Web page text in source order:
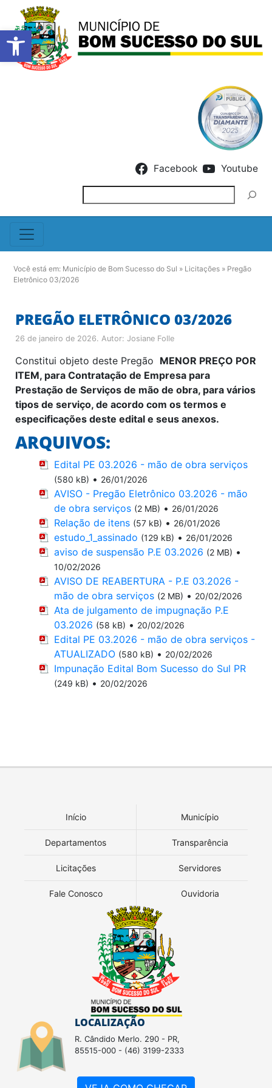
Barra de Ferramentas
Facebook Youtube
Você está em: Município de Bom Sucesso do Sul » Licitações » Pregão
Eletrônico 03/2026
PREGÃO ELETRÔNICO 03/2026
26 de janeiro de 2026. Autor: Josiane Folle
Constitui objeto deste Pregão MENOR PREÇO POR
ITEM, para Contratação de Empresa para
Prestação de Serviços de mão de obra, para vários
tipos de serviço, de acordo com os termos e
especificações deste edital e seus anexos.
ARQUIVOS:
Edital PE 03.2026 - mão de obra serviços
(580 kB) • 26/01/2026
AVISO - Pregão Eletrônico 03.2026 - mão
de obra serviços (2 MB) • 26/01/2026
Relação de itens (57 kB) • 26/01/2026
estudo_1_assinado (129 kB) • 26/01/2026
aviso de suspensão P.E 03.2026 (2 MB) •
10/02/2026
AVISO DE REABERTURA - P.E 03.2026 -
mão de obra serviços (2 MB) • 20/02/2026
Ata de julgamento de impugnação P.E
03.2026 (58 kB) • 20/02/2026
Edital PE 03.2026 - mão de obra serviços -
ATUALIZADO (580 kB) • 20/02/2026
Impunação Edital Bom Sucesso do Sul PR
(249 kB) • 20/02/2026
Início Município
Departamentos Transparência
Licitações Servidores
Fale Conosco Ouvidoria
LOCALIZAÇÃO
R. Cândido Merlo. 290 - PR,
85515-000 - (46) 3199-2333